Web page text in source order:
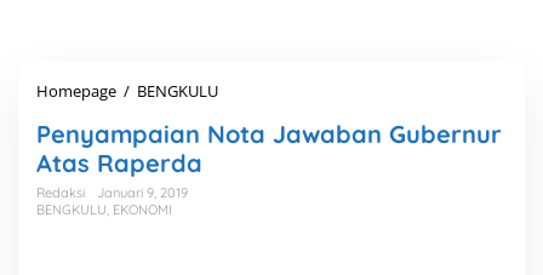
Homepage / BENGKULU
n
Penyampaian Nota Jawaban Gubernur
Atas Raperda
Redaksi
Januari 9, 2019
BENGKULU, EKONOMI